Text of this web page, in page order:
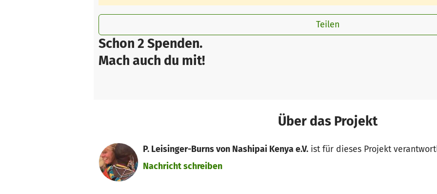
Schon 2 Spenden.
Mach auch du mit!
Teilen
Über das Projekt
P. Leisinger-Burns von Nashipai Kenya e.V.ist für dieses Projekt
Nachricht schreiben